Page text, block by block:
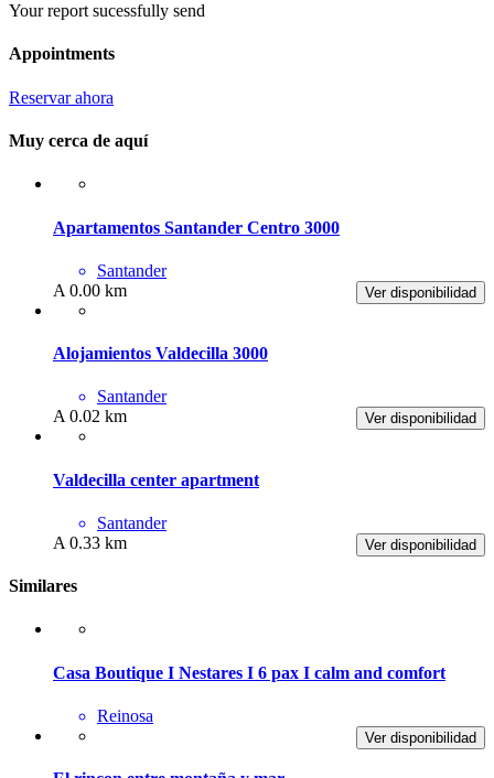
Your report sucessfully send
Appointments
Reservar ahora
Muy cerca de aquí
Apartamentos Santander Centro 3000
Santander
Ver disponibilidad
A 0.00 km
Alojamientos Valdecilla 3000
Santander
Ver disponibilidad
A 0.02 km
Valdecilla center apartment
Santander
Ver disponibilidad
A 0.33 km
Similares
Casa Boutique I Nestares I 6 pax I calm and comfort
Reinosa
Ver disponibilidad